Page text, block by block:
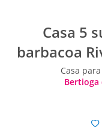
Casa 5
barbacoa
Casa
Bertioga